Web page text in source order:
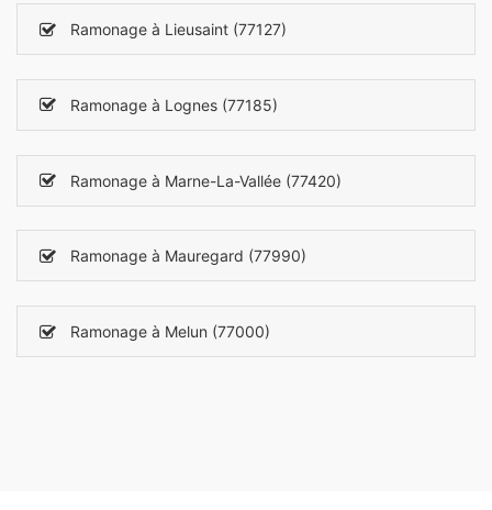
Ramonage à Lieusaint (77127)
Ramonage à Lognes (77185)
Ramonage à Marne-La-Vallée (77420)
Ramonage à Mauregard (77990)
Ramonage à Melun (77000)